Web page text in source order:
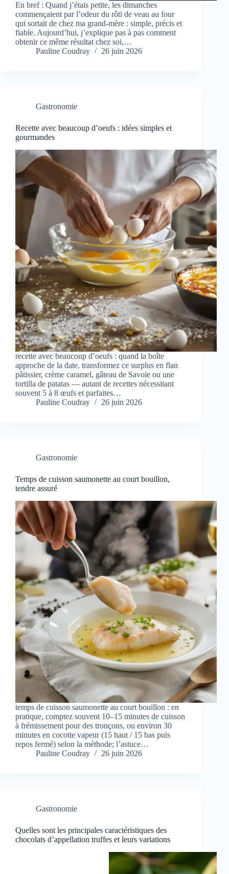
En bref : Quand j’étais petite, les dimanches
commençaient par l’odeur du rôti de veau au four
qui sortait de chez ma grand-mère : simple, précis et
fiable. Aujourd’hui, j’explique pas à pas comment
obtenir ce même résultat chez soi,…
Pauline Coudray
26 juin 2026
Gastronomie
Recette avec beaucoup d’oeufs : idées simples et
gourmandes
recette avec beaucoup d’oeufs : quand la boîte
approche de la date, transformez ce surplus en flan
pâtissier, crème caramel, gâteau de Savoie ou une
tortilla de patatas — autant de recettes nécessitant
souvent 5 à 8 œufs et parfaites…
Pauline Coudray
26 juin 2026
Gastronomie
Temps de cuisson saumonette au court bouillon,
tendre assuré
temps de cuisson saumonette au court bouillon : en
pratique, comptez souvent 10–15 minutes de cuisson
à frémissement pour des tronçons, ou environ 30
minutes en cocotte vapeur (15 haut / 15 bas puis
repos fermé) selon la méthode; l’astuce…
Pauline Coudray
26 juin 2026
Gastronomie
Quelles sont les principales caractéristiques des
chocolats d’appellation truffes et leurs variations